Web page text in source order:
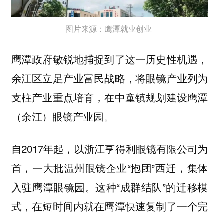
图片来源：鹰潭就业创业
鹰潭政府敏锐地捕捉到了这一历史性机遇，
余江区立足产业富民战略，将眼镜产业列为
支柱产业重点培育，在中童镇规划建设鹰潭
（余江）眼镜产业园。
自2017年起，以浙江亨得利眼镜有限公司为
首，一大批温州眼镜企业“抱团”西迁，集体
入驻鹰潭眼镜园。这种“成群结队”的迁移模
式，在短时间内就在鹰潭快速复制了一个完